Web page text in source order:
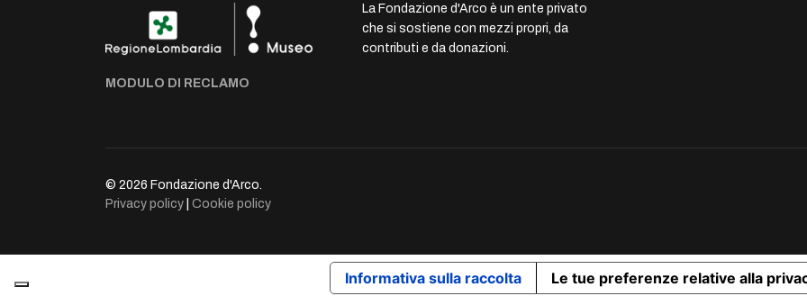
MODULO DI RECLAMO
La Fondazione d'Arco è un ente privato
che si sostiene con mezzi propri, da
contributi e da donazioni.
© 2026 Fondazione d'Arco.
Privacy policy Cookie policy
Informativa sulla raccolta Le tue preferenze relative alla